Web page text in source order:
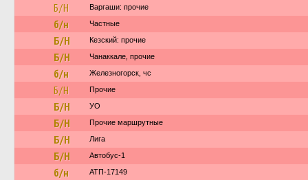
Б/Н Варгаши: прочие
б/н Частные
Б/Н Кезский: прочие
Б/Н Чанаккале, прочие
б/н Железногорск, чс
Б/Н Прочие
Б/Н УО
Б/Н Прочие маршрутные
Б/Н Лига
Б/Н Автобус-1
б/н АТП-17149